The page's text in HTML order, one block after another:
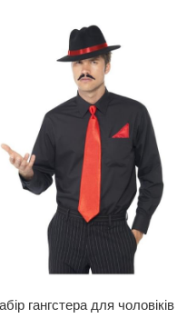
гангстера для чоловіків